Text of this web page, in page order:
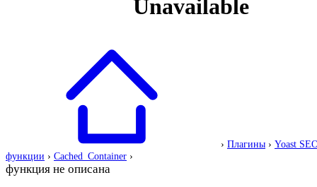
› Плагины › Yoast
функции › Cached_Container ›
функция не описана